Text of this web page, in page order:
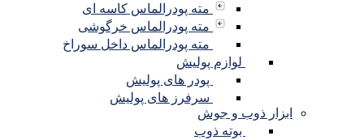
مته پودرالماس کاسه ای
مته پودرالماس خرگوشی
مته پودرالماس داخل سوراخ
لوازم پولیش
پودر های پولیش
سرفرز های پولیش
ابزار ذوب و جوش
بوته ذوب